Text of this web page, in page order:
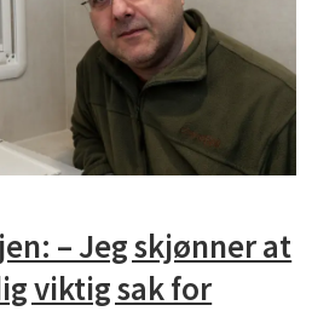
– Jeg skjønner at
viktig sak for